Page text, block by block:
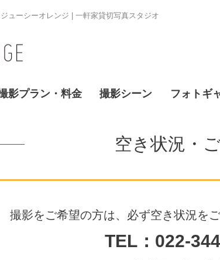
ューシーオレンジ | 一軒家貸切写真スタジオ
影プラン・料金 撮影シーン フォトギ
空き状況・
撮影をご希望の方は、必ず空き状況を
TEL：022-